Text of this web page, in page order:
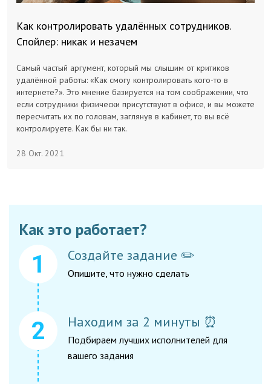
Как контролировать удалённых сотрудников.
Спойлер: никак и незачем
Самый частый аргумент, который мы слышим от критиков
удалённой работы: «Как смогу контролировать кого-то в
интернете?». Это мнение базируется на том соображении, что
если сотрудники физически присутствуют в офисе, и вы можете
пересчитать их по головам, заглянув в кабинет, то вы всё
контролируете. Как бы ни так.
28 Окт. 2021
Как это работает?
Создайте задание ✏️
Опишите, что нужно сделать
Находим за 2 минуты ⏰
Подбираем лучших исполнителей для
вашего задания